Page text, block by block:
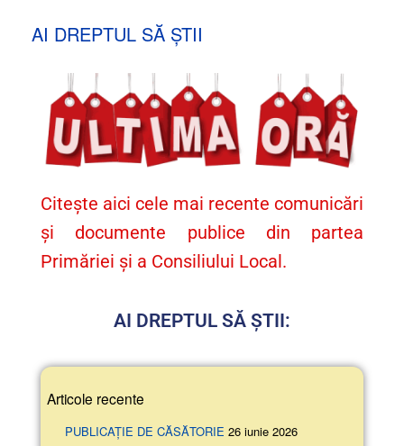
AI DREPTUL SĂ ȘTII
Citește aici cele mai recente comunicări
și documente publice din partea
Primăriei și a Consiliului Local.
AI DREPTUL SĂ ȘTII:
Articole recente
PUBLICAȚIE DE CĂSĂTORIE 26 iunie 2026